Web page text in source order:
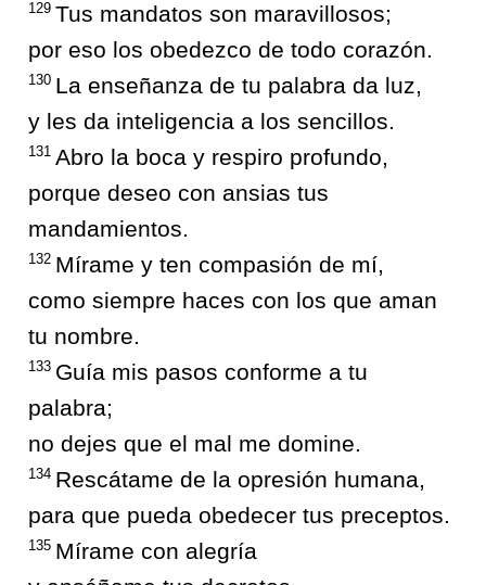
129 Tus mandatos son maravillosos;
por eso los obedezco de todo corazón.
130 La enseñanza de tu palabra da luz,
y les da inteligencia a los sencillos.
131 Abro la boca y respiro profundo,
porque deseo con ansias tus
mandamientos.
132 Mírame y ten compasión de mí,
como siempre haces con los que aman
tu nombre.
133 Guía mis pasos conforme a tu
palabra;
no dejes que el mal me domine.
134 Rescátame de la opresión humana,
para que pueda obedecer tus preceptos.
135 Mírame con alegría